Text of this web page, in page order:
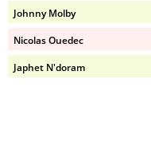
Johnny Molby
Nicolas Ouedec
Japhet N'doram